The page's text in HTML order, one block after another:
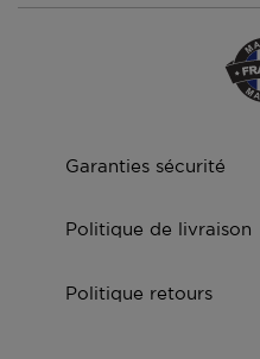
Garanties sécurité
Politique de livraison
Politique retours